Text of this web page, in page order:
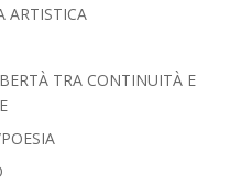
ARTISTICA
TRA CONTINUITÀ E